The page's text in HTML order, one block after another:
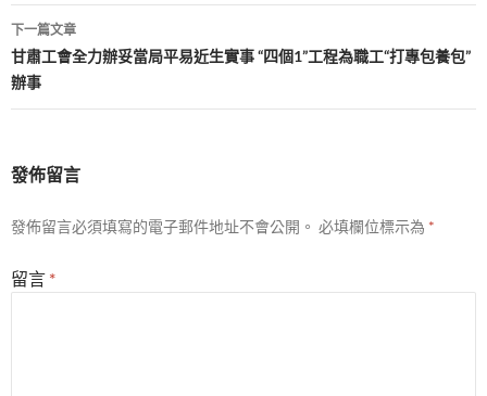
導
覽
下一篇文章
甘肅工會全力辦妥當局平易近生實事 “四個1”工程為職工“打專包養包”
辦事
發佈留言
發佈留言必須填寫的電子郵件地址不會公開。 必填欄位標示為 *
留言 *